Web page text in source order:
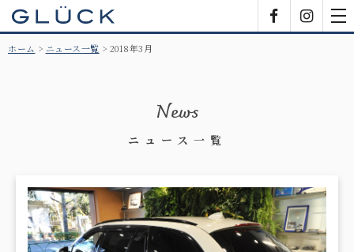
ホーム ニュース一覧 2018年3月
News
ニュース一覧